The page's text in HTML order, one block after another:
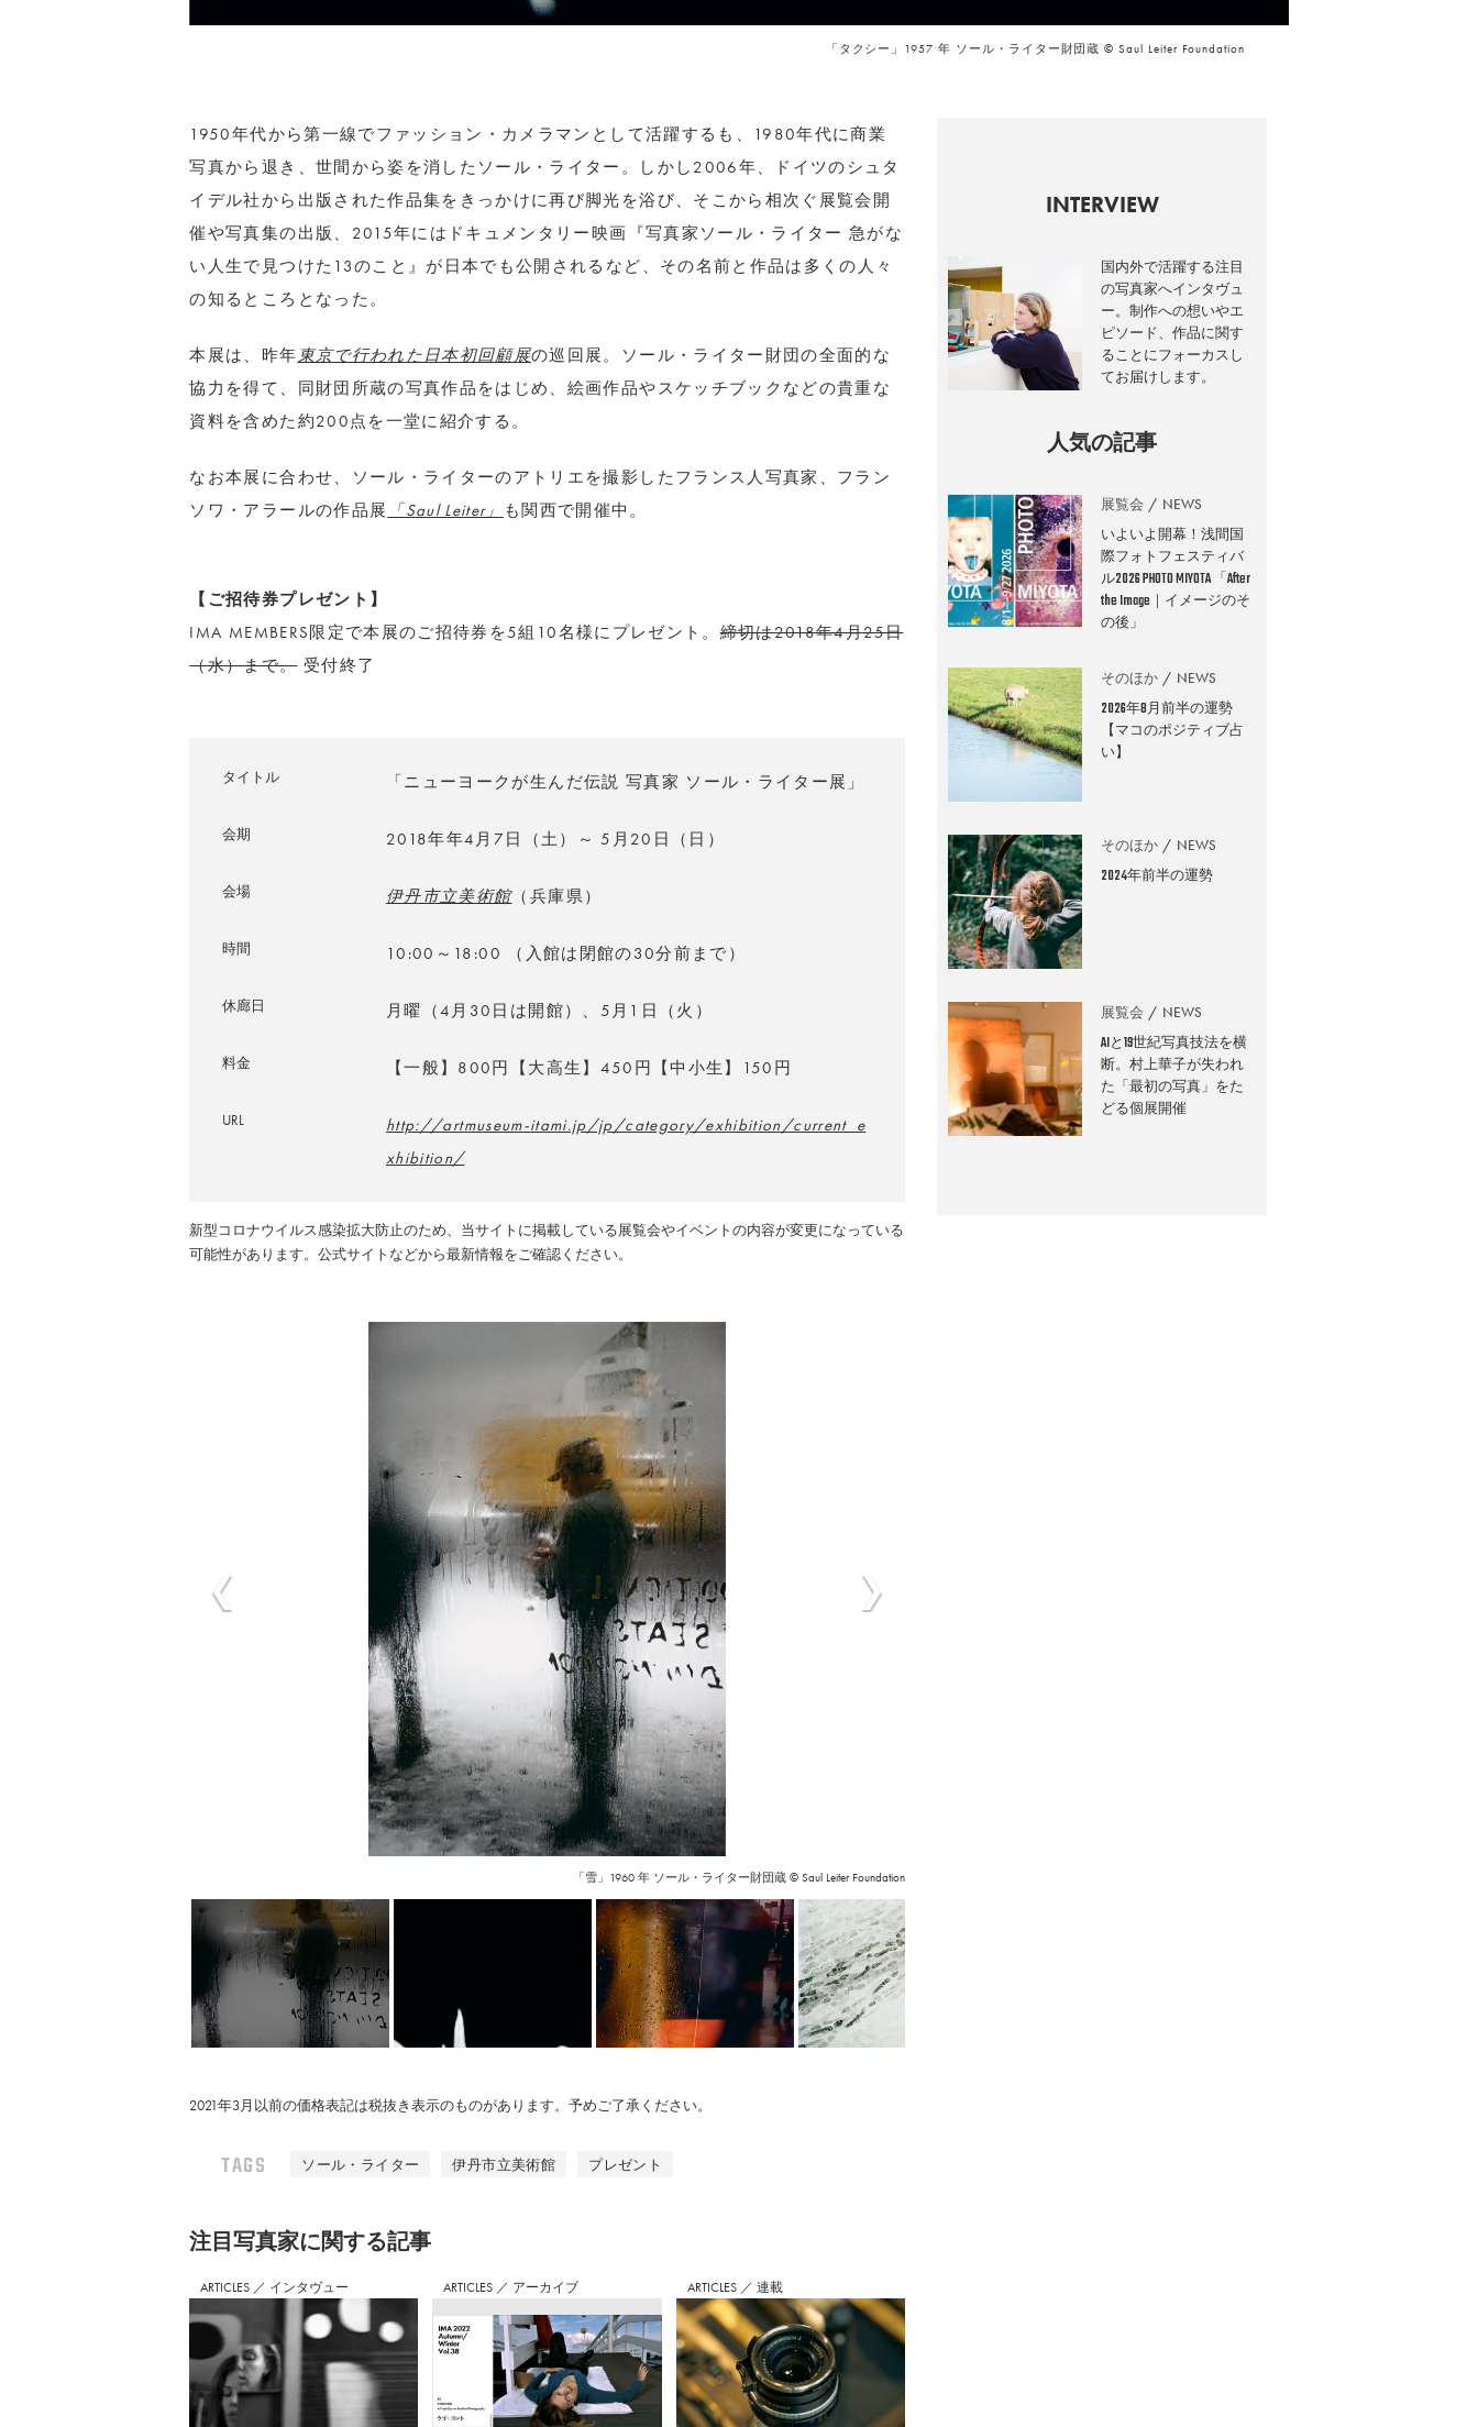
「タクシー」1957 年 ソール・ライター財団蔵 © Saul Leiter Foundation
1950年代から第一線でファッション・カメラマンとして活躍するも、1980年代に商業
写真から退き、世間から姿を消したソール・ライター。しかし2006年、ドイツのシュタ
イデル社から出版された作品集をきっかけに再び脚光を浴び、そこから相次ぐ展覧会開
催や写真集の出版、2015年にはドキュメンタリー映画『写真家ソール・ライター 急がな
い人生で見つけた13のこと』が日本でも公開されるなど、その名前と作品は多くの人々
の知るところとなった。
本展は、昨年東京で行われた日本初回顧展の巡回展。ソール・ライター財団の全面的な
協力を得て、同財団所蔵の写真作品をはじめ、絵画作品やスケッチブックなどの貴重な
資料を含めた約200点を一堂に紹介する。
なお本展に合わせ、ソール・ライターのアトリエを撮影したフランス人写真家、フラン
ソワ・アラールの作品展 「Saul Leiter」 も関西で開催中。
【ご招待券プレゼント】
IMA MEMBERS限定で本展のご招待券を5組10名様にプレゼント。締切は2018年4月25日
（水）まで。受付終了
タイトル 「ニューヨークが生んだ伝説 写真家 ソール・ライター展」
会期 2018年年4月7日（土）～ 5月20日（日）
会場 伊丹市立美術館（兵庫県）
時間 10:00～18:00 （入館は閉館の30分前まで）
休廊日 月曜（4月30日は開館）、5月1日（火）
料金 【一般】800円【大高生】450円【中小生】150円
URL
http://artmuseum-itami.jp/jp/category/exhibition/current_e
xhibition/
新型コロナウイルス感染拡大防止のため、当サイトに掲載している展覧会やイベントの内容が変更になっている
可能性があります。公式サイトなどから最新情報をご確認ください。
「雪」1960 年 ソール・ライター財団蔵 © Saul Leiter Foundation
2021年3月以前の価格表記は税抜き表示のものがあります。予めご了承ください。
TAGS ソール・ライター 伊丹市立美術館 プレゼント
注⽬写真家に関する記事
ARTICLES ／ インタヴュー ARTICLES ／ アーカイブ ARTICLES ／ 連載
INTERVIEW
国内外で活躍する注目
の写真家へインタヴュ
ー。制作への想いやエ
ピソード、作品に関す
ることにフォーカスし
てお届けします。
人気の記事
展覧会 NEWS
いよいよ開幕！浅間国
際フォトフェスティバ
ル2026 PHOTO MIYOTA 「After
the Image｜イメージのそ
の後」
そのほか NEWS
2026年8月前半の運勢
【マコのポジティブ占
い】
そのほか NEWS
2024年前半の運勢
展覧会 NEWS
AIと19世紀写真技法を横
断。村上華子が失われ
た「最初の写真」をた
どる個展開催